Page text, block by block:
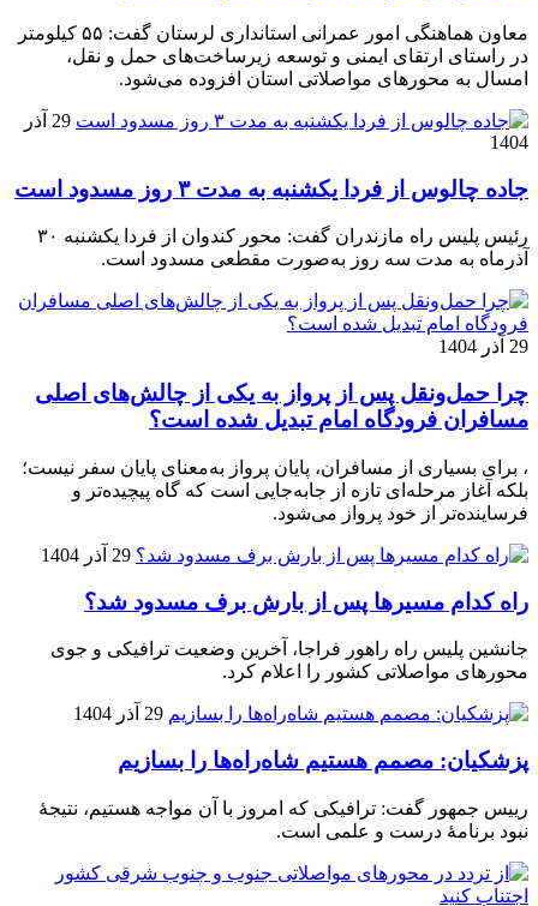
معاون هماهنگی امور عمرانی استانداری لرستان گفت: ۵۵ کیلومتر
در راستای ارتقای ایمنی و توسعه زیرساخت‌های حمل و نقل،
امسال به محورهای مواصلاتی استان افزوده می‌شود.
29 آذر
1404
جاده چالوس از فردا یکشنبه به مدت ۳ روز مسدود است
رئیس پلیس راه مازندران گفت: محور کندوان از فردا یکشنبه ۳۰
آذرماه به مدت سه روز به‌صورت مقطعی مسدود است.
29 آذر 1404
چرا حمل‌ونقل پس از پرواز به یکی از چالش‌های اصلی
مسافران فرودگاه امام تبدیل شده است؟
، برای بسیاری از مسافران، پایان پرواز به‌معنای پایان سفر نیست؛
بلکه آغاز مرحله‌ای تازه از جابه‌جایی است که گاه پیچیده‌تر و
فرساینده‌تر از خود پرواز می‌شود.
29 آذر 1404
راه کدام مسیرها پس از بارش برف مسدود شد؟
جانشین پلیس راه راهور فراجا، آخرین وضعیت ترافیکی و جوی
محورهای مواصلاتی کشور را اعلام کرد.
29 آذر 1404
پزشکیان: مصمم هستیم شاه‌راه‌ها را بسازیم
رییس جمهور گفت: ترافیکی که امروز با آن مواجه هستیم، نتیجۀ
نبود برنامۀ درست و علمی است.